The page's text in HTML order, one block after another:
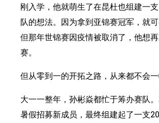
刚入学，他就萌生了在昆杜也组建一
队的想法。因为拿到亚锦赛冠军，就可
但那年世锦赛因疫情被取消了，他想
赛。
但从零到一的开拓之路，从来都不会一
大一一整年，孙彬焱都忙于筹办赛队
暑假招募新成员，最终组建起了一支